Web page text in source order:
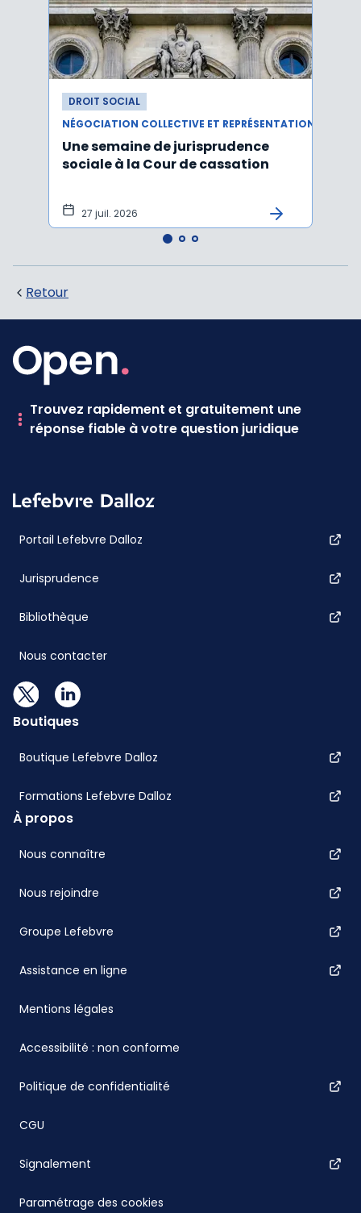
DROIT SOCIAL
Une semaine de jurisprudence
sociale à la Cour de cassation
27 juil. 2026
Retour
Trouvez rapidement et gratuitement une
réponse fiable à votre question juridique
Portail Lefebvre Dalloz
Jurisprudence
Bibliothèque
Nous contacter
Boutiques
Boutique Lefebvre Dalloz
Formations Lefebvre Dalloz
À propos
Nous connaître
Nous rejoindre
Groupe Lefebvre
Assistance en ligne
Mentions légales
Accessibilité : non conforme
Politique de confidentialité
CGU
Signalement
Paramétrage des cookies